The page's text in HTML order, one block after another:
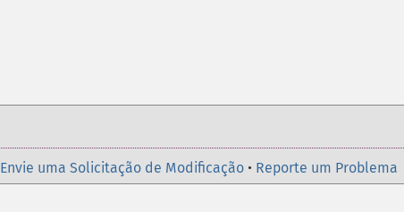
Envie uma Solicitação de Modificação • Reporte um Problema